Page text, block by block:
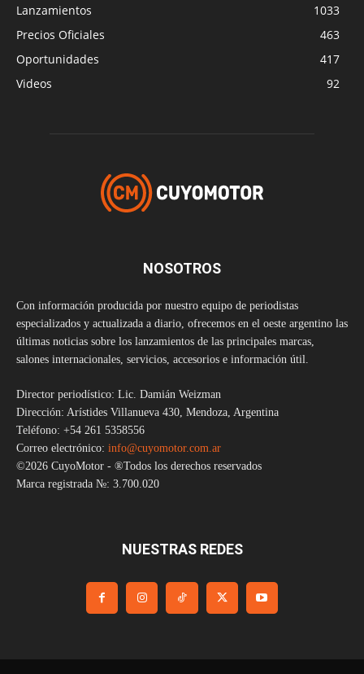
Lanzamientos
1033
Precios Oficiales
463
Oportunidades
417
Videos
92
NOSOTROS
Con información producida por nuestro equipo de periodistas
especializados y actualizada a diario, ofrecemos en el oeste argentino las
últimas noticias sobre los lanzamientos de las principales marcas,
salones internacionales, servicios, accesorios e información útil.
Director periodístico: Lic. Damián Weizman
Dirección: Arístides Villanueva 430, Mendoza, Argentina
Teléfono: +54 261 5358556
Correo electrónico: info@cuyomotor.com.ar
©2026 CuyoMotor - ®Todos los derechos reservados
Marca registrada №: 3.700.020
NUESTRAS REDES